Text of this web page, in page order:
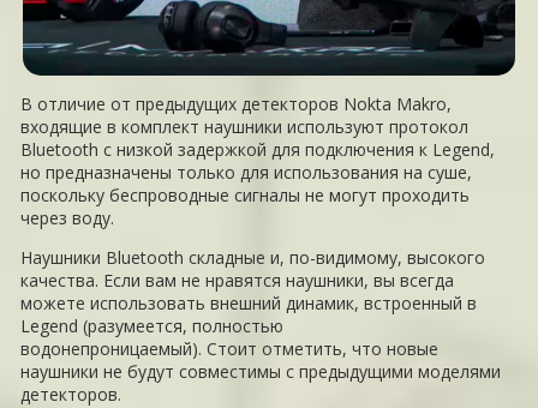
В отличие от предыдущих детекторов Nokta Makro,
входящие в комплект наушники используют протокол
Bluetooth с низкой задержкой для подключения к Legend,
но предназначены только для использования на суше,
поскольку беспроводные сигналы не могут проходить
через воду.
Наушники Bluetooth складные и, по-видимому, высокого
качества. Если вам не нравятся наушники, вы всегда
можете использовать внешний динамик, встроенный в
Legend (разумеется, полностью
водонепроницаемый). Стоит отметить, что новые
наушники не будут совместимы с предыдущими моделями
детекторов.